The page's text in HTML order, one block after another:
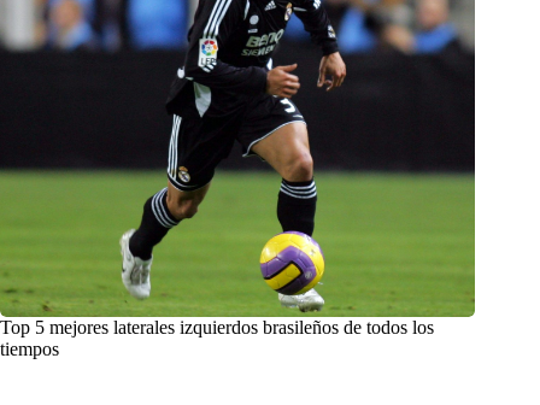
Top 5 mejores laterales izquierdos brasileños de todos los
tiempos